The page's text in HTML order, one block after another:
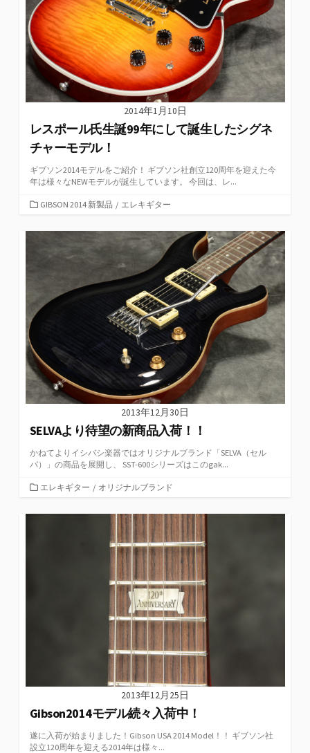
2014年1月10日
レスポール氏生誕99年にして誕生したシグネ
チャーモデル！
ギブソン2014モデルをご紹介！ ギブソン社創立120周年を迎えた今
年は様々なNEWモデルが誕生しています。 今回は、レ...
カ
ゴ
GIBSON 2014 新製品 / エレキギター
2013年12月30日
SELVAより待望の新商品入荷！！
かねてよりイシバシ楽器ではオリジナルブランド「SELVA（セル
バ）」の商品を展開し、 SST-600シリーズはこのgak...
カ
ゴ
エレキギター / オリジナルブランド
2013年12月25日
Gibson2014モデル続々入荷中！
遂に入荷が始まりました！Gibson USA 2014 Model！！ ギブソン社
設立120周年を迎える2014年は様々...